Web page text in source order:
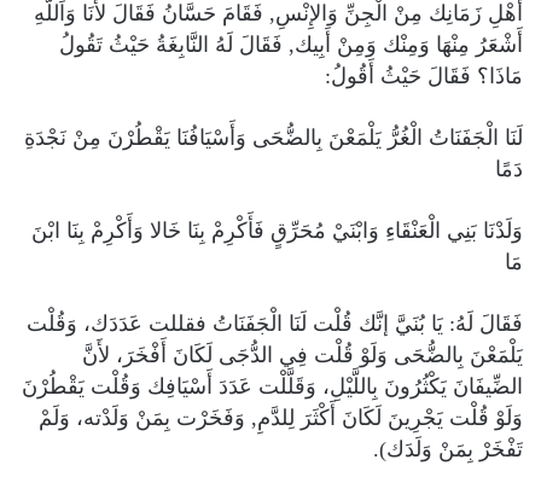
أَهْلِ زَمَانِك مِنْ الْجِنِّ وَالإِنْسِ‏,‏ فَقَامَ حَسَّانُ فَقَالَ لأَنَا وَاَللَّهِ
أَشْعَرُ مِنْهَا وَمِنْك وَمِنْ أَبِيك‏,‏ فَقَالَ لَهُ النَّابِغَةُ حَيْثُ تَقُولُ
مَاذَا‏؟‏ فَقَالَ حَيْثُ أَقُولُ‏:‏
لَنَا الْجَفَنَاتُ الْغُرُّ يَلْمَعْنَ بِالضُّحَى وَأَسْيَافُنَا يَقْطُرْنَ مِنْ نَجْدَةِ
دَمًا
وَلَدْنَا بَنِي الْعَنْقَاءِ وَابْنَيْ مُحَرِّقٍ فَأَكْرِمْ بِنَا خَالا وَأَكْرِمْ بِنَا ابْنَ
مَا
فَقَالَ لَهُ‏:‏ يَا بُنَيَّ إنَّك قُلْت لَنَا الْجَفَنَاتُ فقللت عَدَدَك‏، وَقُلْت
يَلْمَعْنَ بِالضُّحَى وَلَوْ قُلْت فِي الدُّجَى لَكَانَ أَفْخَرَ‏، لأَنَّ
الضِّيفَانَ يَكْثُرُونَ بِاللَّيْلِ‏،‏ وَقَلَّلْت عَدَدَ أَسْيَافِك وَقُلْت يَقْطُرْنَ
وَلَوْ قُلْت يَجْرِينَ لَكَانَ أَكْثَرَ لِلدَّمِ‏,‏ وَفَخَرْت بِمَنْ وَلَدْته‏،‏ وَلَمْ
تَفْخَرْ بِمَنْ وَلَدَك‏).